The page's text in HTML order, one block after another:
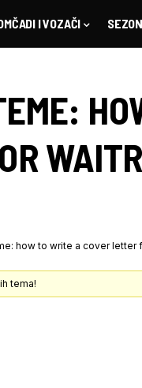
I VOZAČI
how to write a cover letter
tema!